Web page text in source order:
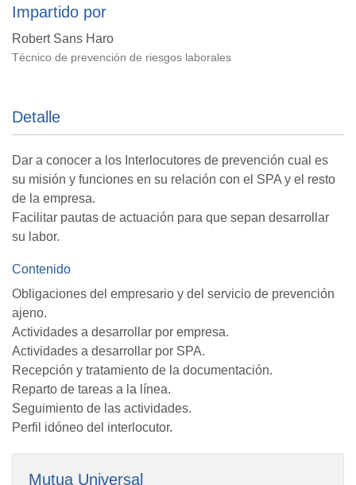
Impartido por
Robert Sans Haro
Técnico de prevención de riesgos laborales
Detalle
Dar a conocer a los Interlocutores de prevención cual es
su misión y funciones en su relación con el SPA y el resto
de la empresa.
Facilitar pautas de actuación para que sepan desarrollar
su labor.
Contenido
Obligaciones del empresario y del servicio de prevención
ajeno.
Actividades a desarrollar por empresa.
Actividades a desarrollar por SPA.
Recepción y tratamiento de la documentación.
Reparto de tareas a la línea.
Seguimiento de las actividades.
Perfil idóneo del interlocutor.
Mutua Universal